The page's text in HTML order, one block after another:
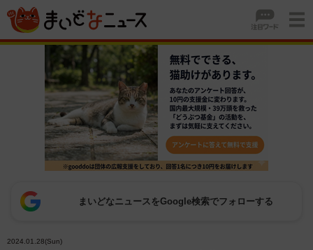
まいどなニュースをGoogle検索でフォローする
2024.01.28(Sun)